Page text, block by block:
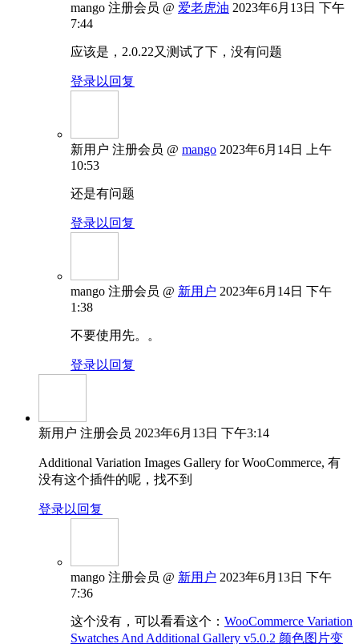
mango 注册会员 @ 爱老虎油 2023年6月13日 下午
7:44
应该是，2.0.22又测试了下，没有问题
登录以回复
新用户 注册会员 @ mango 2023年6月14日 上午
10:53
还是有问题
登录以回复
mango 注册会员 @ 新用户 2023年6月14日 下午
1:38
不要使用先。。
登录以回复
新用户 注册会员 2023年6月13日 下午3:14
Additional Variation Images Gallery for WooCommerce, 有
没有这个插件的呢，找不到
登录以回复
mango 注册会员 @ 新用户 2023年6月13日 下午
7:36
这个没有，可以看看这个： WooCommerce Variation
Swatches And Additional Gallery v5.0.2 颜色图片变